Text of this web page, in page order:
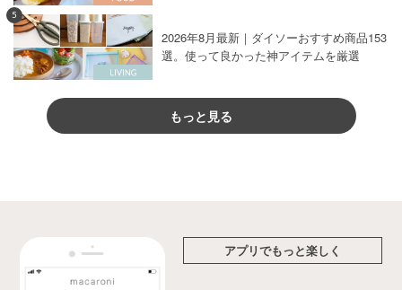
5
2026年8月最新｜ダイソーおすすめ商品153
選。使って良かった神アイテムを厳選
もっと見る
アプリでもっと楽しく